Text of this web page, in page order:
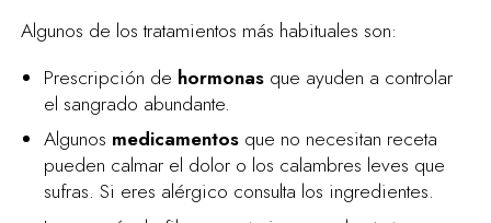
Algunos de los tratamientos más habituales son:
Prescripción de hormonasque ayuden a controlar
el sangrado abundante.
Algunos medicamentosque no necesitan receta
pueden calmar el dolor o los calambres leves que
sufras. Si eres alérgico consulta los ingredientes.